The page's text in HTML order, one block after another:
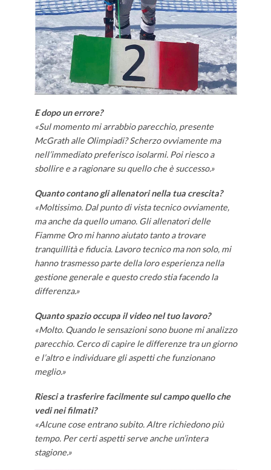
E dopo un errore?
«Sul momento mi arrabbio parecchio, presente
McGrath alle Olimpiadi? Scherzo ovviamente ma
nell’immediato preferisco isolarmi. Poi riesco a
sbollire e a ragionare su quello che è successo.»
Quanto contano gli allenatori nella tua crescita?
«Moltissimo. Dal punto di vista tecnico ovviamente,
ma anche da quello umano. Gli allenatori delle
Fiamme Oro mi hanno aiutato tanto a trovare
tranquillità e fiducia. Lavoro tecnico ma non solo, mi
hanno trasmesso parte della loro esperienza nella
gestione generale e questo credo stia facendo la
differenza.»
Quanto spazio occupa il video nel tuo lavoro?
«Molto. Quando le sensazioni sono buone mi analizzo
parecchio. Cerco di capire le differenze tra un giorno
e l’altro e individuare gli aspetti che funzionano
meglio.»
Riesci a trasferire facilmente sul campo quello che
vedi nei filmati?
«Alcune cose entrano subito. Altre richiedono più
tempo. Per certi aspetti serve anche un’intera
stagione.»